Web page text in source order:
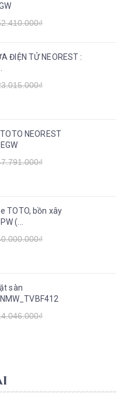
NEOREST
TOTO, bồn xây
(...
sàn